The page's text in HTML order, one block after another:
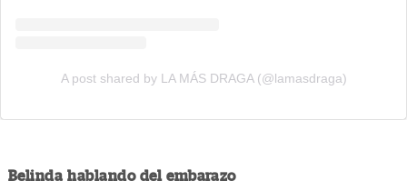
A post shared by LA MÁS DRAGA (@lamasdraga)
Belinda hablando del embarazo